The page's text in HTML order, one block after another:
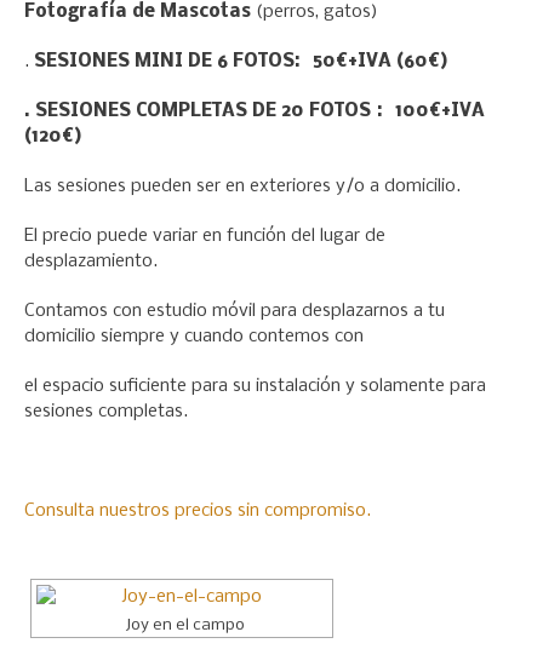
Fotografía de Mascotas (perros, gatos)
. SESIONES MINI DE 6 FOTOS: 50€+IVA (60€)
. SESIONES COMPLETAS DE 20 FOTOS :
100€+IVA
(120€)
Las sesiones pueden ser en exteriores y/o a domicilio.
El precio puede variar en función del lugar de
desplazamiento.
Contamos con estudio móvil para desplazarnos a tu
domicilio siempre y cuando contemos con
el espacio suficiente para su instalación y solamente para
sesiones completas.
Consulta nuestros precios sin compromiso.
Joy en el campo